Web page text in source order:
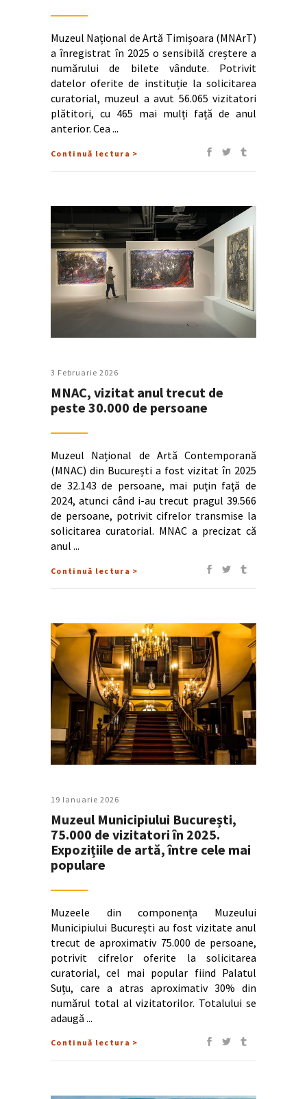
Muzeul Național de Artă Timișoara (MNArT)
a înregistrat în 2025 o sensibilă creștere a
numărului de bilete vândute. Potrivit
datelor oferite de instituție la solicitarea
curatorial, muzeul a avut 56.065 vizitatori
plătitori, cu 465 mai mulți față de anul
anterior. Cea
Continuă lectura >
3 Februarie 2026
MNAC, vizitat anul trecut de
peste 30.000 de persoane
Muzeul Național de Artă Contemporană
(MNAC) din București a fost vizitat în 2025
de 32.143 de persoane, mai puţin faţă de
2024, atunci când i-au trecut pragul 39.566
de persoane, potrivit cifrelor transmise la
solicitarea curatorial. MNAC a precizat că
anul
Continuă lectura >
19 Ianuarie 2026
Muzeul Municipiului București,
75.000 de vizitatori în 2025.
Expozițiile de artă, între cele mai
populare
Muzeele din componența Muzeului
Municipiului București au fost vizitate anul
trecut de aproximativ 75.000 de persoane,
potrivit cifrelor oferite la solicitarea
curatorial, cel mai popular fiind Palatul
Suțu, care a atras aproximativ 30% din
numărul total al vizitatorilor. Totalului se
adaugă
Continuă lectura >